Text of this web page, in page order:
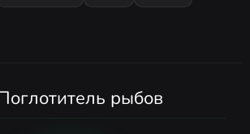
рыбов